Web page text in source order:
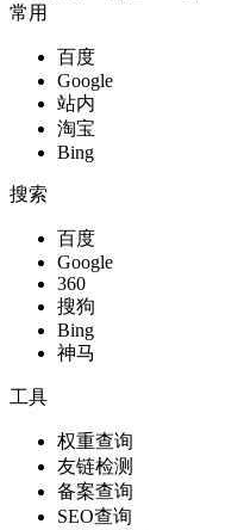
常用
百度
Google
站内
淘宝
Bing
搜索
百度
Google
360
搜狗
Bing
神马
工具
权重查询
友链检测
备案查询
SEO查询